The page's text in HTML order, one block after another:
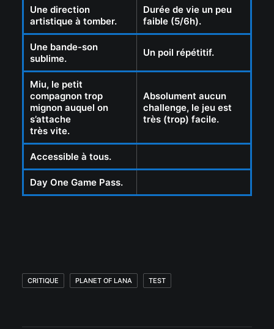
Une direction
artistique à tomber.
Durée de vie un peu
faible (5/6h).
Une bande-son
sublime.
Un poil répétitif.
Miu, le petit
compagnon trop
mignon auquel on
s’attache
très vite.
Absolument aucun
challenge, le jeu est
très (trop) facile.
Accessible à tous.
Day One Game Pass.
CRITIQUE PLANET OF LANA TEST